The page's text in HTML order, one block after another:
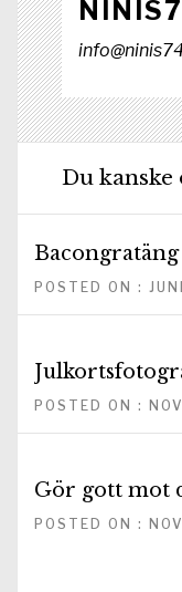
Du kanske
POSTED ON :
POSTED ON :
Gör gott mot
POSTED ON :